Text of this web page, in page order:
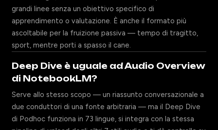
grandi linee senza un obiettivo specifico di
apprendimento o valutazione. È anche il formato più
ascoltabile per la fruizione passiva — tempo di tragitto,
sport, mentre porti a spasso il cane.
Deep Dive è uguale ad Audio Overview
di NotebookLM?
Serve allo stesso scopo — un riassunto conversazionale a
due conduttori di una fonte arbitraria — ma il Deep Dive
di Podhoc funziona in 73 lingue, si integra con la stessa